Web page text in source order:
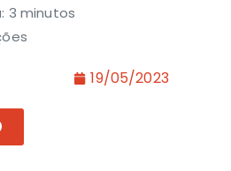
3 minutos
19/05/2023